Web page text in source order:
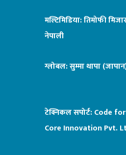
मल्टिमिडिया: तिमोफी
नेपाली
ग्लोबल: सुम्मा थापा
टेक्निकल सपोर्ट:Code for
Core Innovation Pvt.